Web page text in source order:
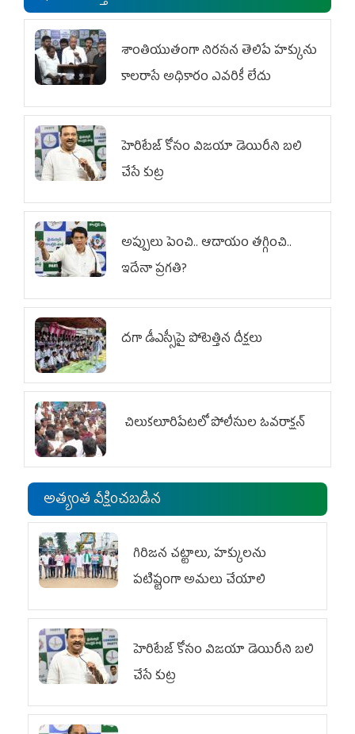
శాంతియుతంగా నిరసన తెలిపే హక్కును
కాలరాసే అధికారం ఎవరికీ లేదు
హెరిటేజ్ కోసం విజయా డెయిరీని బలి
చేసే కుట్ర‌
అప్పులు పెంచి.. ఆదాయం తగ్గించి..
ఇదేనా ప్రగతి?
దగా డీఎస్సీపై పోటెత్తిన దీక్షలు
చిలుక‌లూరిపేట‌లో పోలీసుల ఓవ‌రాక్ష‌న్‌
అత్యంత వీక్షించబడిన
గిరిజన చట్టాలు, హక్కులను
పటిష్టంగా అమలు చేయాలి
హెరిటేజ్ కోసం విజయా డెయిరీని బలి
చేసే కుట్ర‌